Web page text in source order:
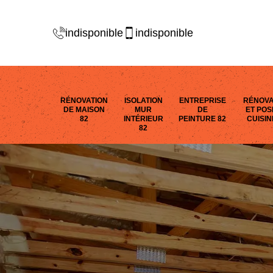
indisponible indisponible
RÉNOVATION
DE MAISON
82
ISOLATION
MUR
INTÉRIEUR
82
ENTREPRISE
DE
PEINTURE 82
ET